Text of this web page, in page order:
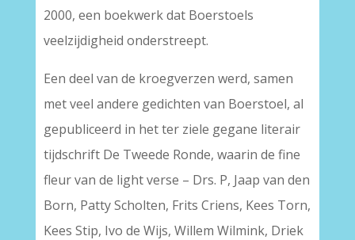
2000, een boekwerk dat Boerstoels
veelzijdigheid onderstreept.
Een deel van de kroegverzen werd, samen
met veel andere gedichten van Boerstoel, al
gepubliceerd in het ter ziele gegane literair
tijdschrift De Tweede Ronde, waarin de fine
fleur van de light verse – Drs. P, Jaap van den
Born, Patty Scholten, Frits Criens, Kees Torn,
Kees Stip, Ivo de Wijs, Willem Wilmink, Driek